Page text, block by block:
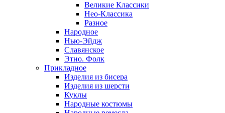
Великие Классики
Нео-Классика
Разное
Народное
Нью-Эйдж
Славянское
Этно. Фолк
Прикладное
Изделия из бисера
Изделия из шерсти
Куклы
Народные костюмы